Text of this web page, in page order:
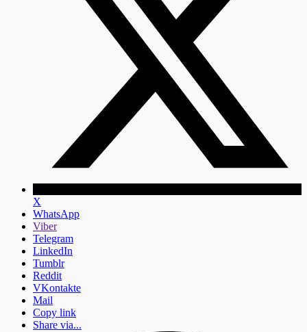
X
WhatsApp
Viber
Telegram
LinkedIn
Tumblr
Reddit
VKontakte
Mail
Copy link
Share via...